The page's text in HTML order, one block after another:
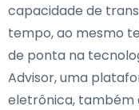
capacidade de
tempo, ao mesmo
de ponta na
Advisor, uma
eletrônica, também